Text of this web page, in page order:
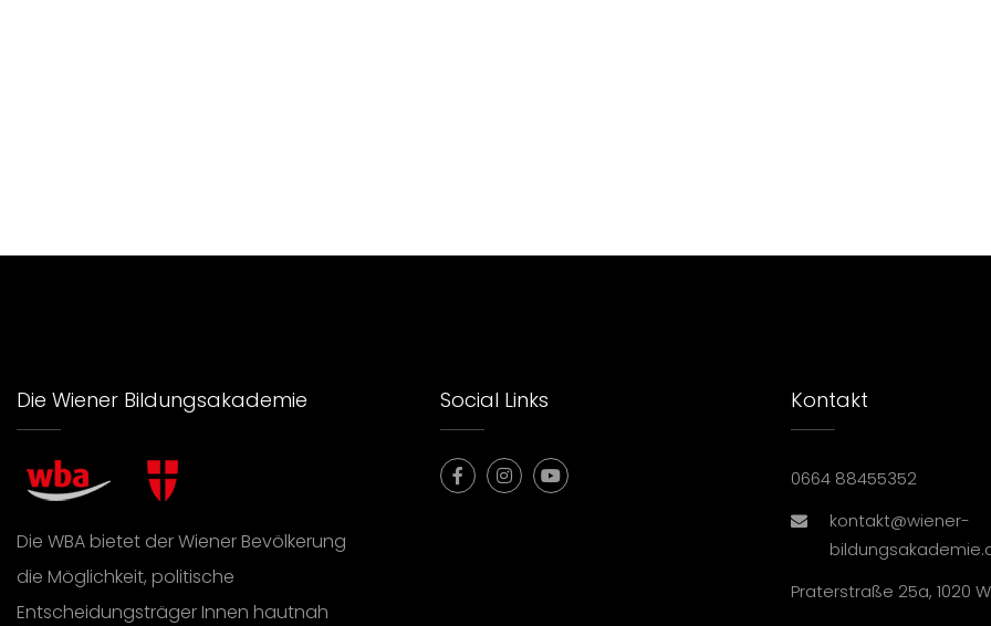
Die Wiener Bildungsakademie
Die WBA bietet der Wiener Bevölkerung
die Möglichkeit, politische
Entscheidungsträger Innen hautnah
Social Links Kontakt
0664 88455352
kontakt@wiener-
Praterstraße 25a, 1020